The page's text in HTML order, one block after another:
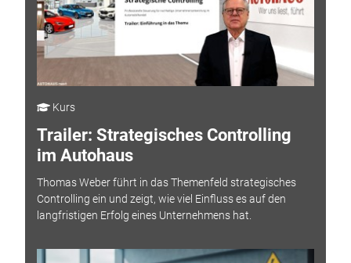
Kurs
Trailer: Strategisches Controlling
im Autohaus
Thomas Weber führt in das Themenfeld strategisches
Controlling ein und zeigt, wie viel Einfluss es auf den
langfristigen Erfolg eines Unternehmens hat.